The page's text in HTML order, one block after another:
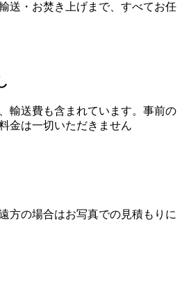
送・お焚き上げまで、すべてお任
輸送費も含まれています。事前の
金は一切いただきません
方の場合はお写真での見積もりに